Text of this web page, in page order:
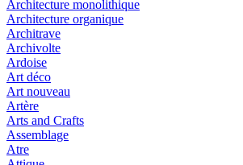
Architecture monolithique
Architecture organique
Architrave
Archivolte
Ardoise
Art déco
Art nouveau
Artère
Arts and Crafts
Assemblage
Atre